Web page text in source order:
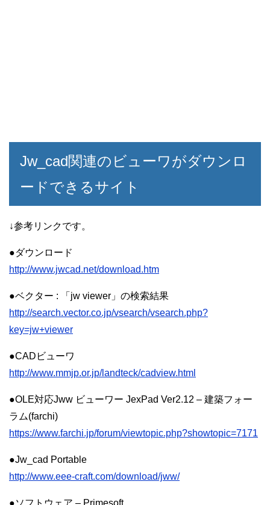
Jw_cad関連のビューワがダウンロ
ードできるサイト
↓参考リンクです。
●ダウンロード
http://www.jwcad.net/download.htm
●ベクター : 「jw viewer」の検索結果
http://search.vector.co.jp/vsearch/vsearch.php?
key=jw+viewer
●CADビューワ
http://www.mmjp.or.jp/landteck/cadview.html
●OLE対応Jww ビューワー JexPad Ver2.12 – 建築フォー
ラム(farchi)
https://www.farchi.jp/forum/viewtopic.php?showtopic=7171
●Jw_cad Portable
http://www.eee-craft.com/download/jww/